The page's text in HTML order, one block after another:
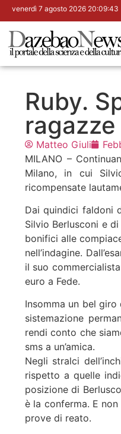
venerdì 7 agosto 2026 20:09:44
Ruby.
ragazze
Matteo Giuli
MILANO –
Milano, in cui
ricompensate
Dai quindici faldoni
Silvio Berlusconi e
bonifici alle
nell’indagine.
il suo
euro a Fede.
Insomma un bel
sistemazione
rendi conto che
sms a un’amica.
Negli stralci
rispetto a quelle
posizione di
è la conferma. E
prove di reato.